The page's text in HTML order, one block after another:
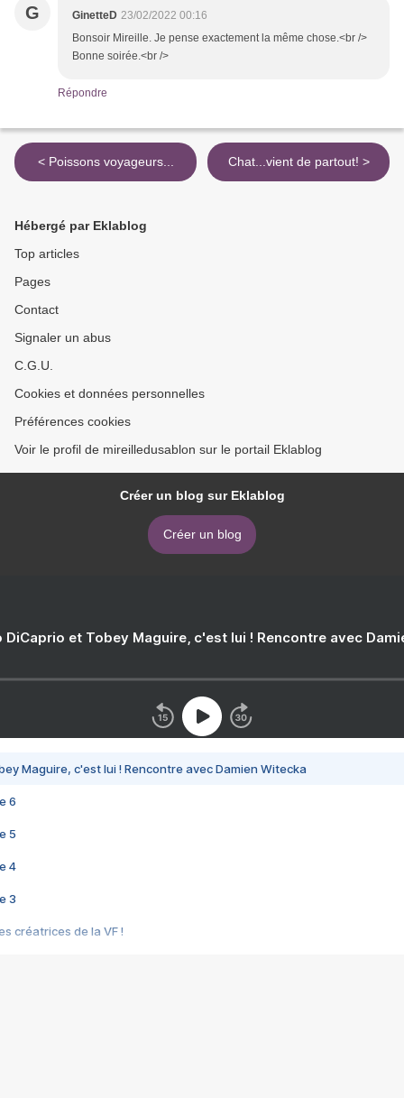
G GinetteD 23/02/2022 00:16
Bonsoir Mireille. Je pense exactement la même chose.<br />
Bonne soirée.<br />
Répondre
< Poissons voyageurs... Chat...vient de partout! >
Hébergé par Eklablog
Top articles
Pages
Contact
Signaler un abus
C.G.U.
Cookies et données personnelles
Préférences cookies
Voir le profil de mireilledusablon sur le portail Eklablog
Créer un blog sur Eklablog
Créer un blog
DiCaprio et Tobey Maguire, c'est lui ! Rencontre avec
Maguire, c'est lui ! Rencontre avec Damien Witecka
6
5
4
3
créatrices de la VF !